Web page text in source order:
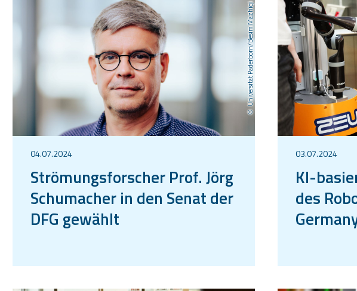
Universität Paderborn/Besim Mazhiqi
04.07.2024
Strömungsforscher Prof. Jörg
Schumacher in den Senat der
DFG gewählt
03.07.2024
KI-
des